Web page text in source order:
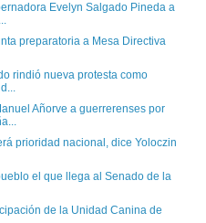
Evelyn Salgado Pineda a
preparatoria a Mesa Directiva
rindió nueva protesta como
Añorve a guerrerenses por
prioridad nacional, dice Yoloczin
el que llega al Senado de la
de la Unidad Canina de